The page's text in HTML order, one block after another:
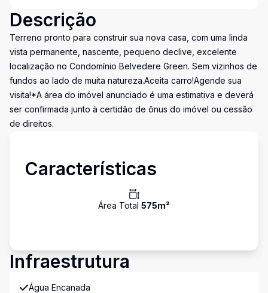
Descrição
Terreno pronto para construir sua nova casa, com uma linda
vista permanente, nascente, pequeno declive, excelente
localização no Condomínio Belvedere Green. Sem vizinhos de
fundos ao lado de muita natureza.Aceita carro!Agende sua
visita!*A área do imóvel anunciado é uma estimativa e deverá
ser confirmada junto à certidão de ônus do imóvel ou cessão
de direitos.
Características
Área Total 575m²
Infraestrutura
Água Encanada